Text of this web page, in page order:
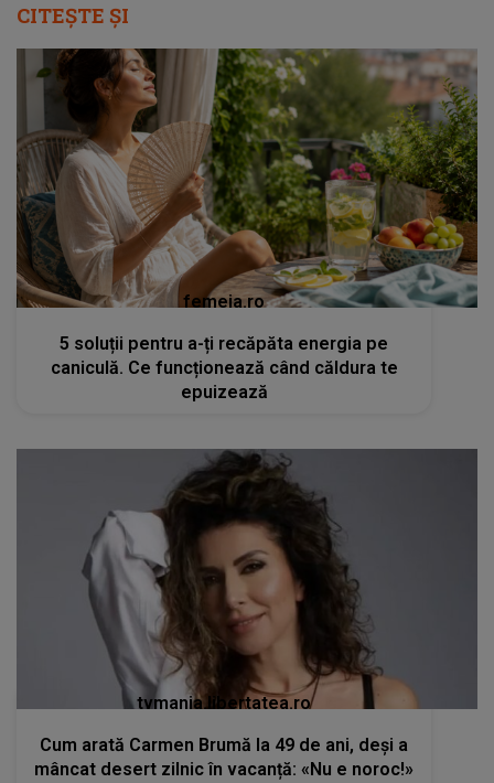
CITEȘTE ȘI
femeia.ro
5 soluții pentru a-ți recăpăta energia pe
caniculă. Ce funcționează când căldura te
epuizează
tvmania.libertatea.ro
Cum arată Carmen Brumă la 49 de ani, deși a
mâncat desert zilnic în vacanță: «Nu e noroc!»